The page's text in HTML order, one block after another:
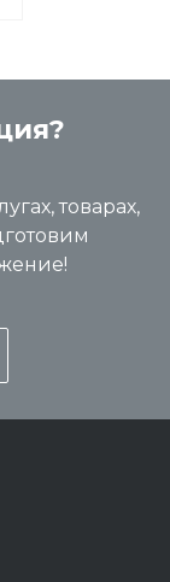
товарах,